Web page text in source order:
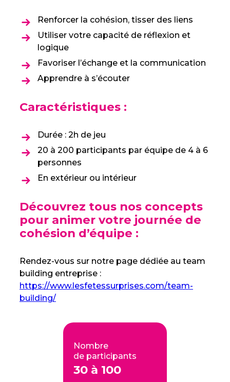
Renforcer la cohésion, tisser des liens
Utiliser votre capacité de réflexion et
logique
Favoriser l’échange et la communication
Apprendre à s’écouter
Caractéristiques :
Durée : 2h de jeu
20 à 200 participants par équipe de 4 à 6
personnes
En extérieur ou intérieur
Découvrez tous nos concepts
pour animer votre journée de
cohésion d’équipe :
Rendez-vous sur notre page dédiée au team
building entreprise :
https://www.lesfetessurprises.com/team-
building/
Nombre
de participants
30 à 100